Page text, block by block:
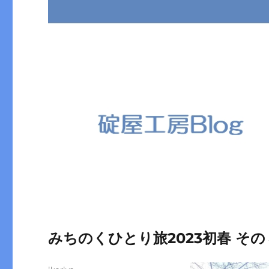
みちのくひとり旅2023初春 その